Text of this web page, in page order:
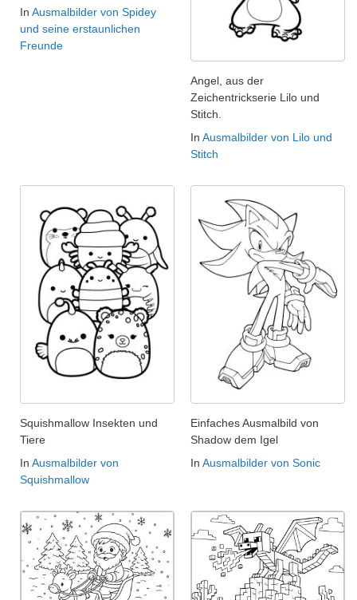
In Ausmalbilder von Spidey
und seine erstaunlichen
Freunde
Angel, aus der
Zeichentrickserie Lilo und
Stitch.
In Ausmalbilder von Lilo und
Stitch
Squishmallow Insekten und
Tiere
In Ausmalbilder von
Squishmallow
Einfaches Ausmalbild von
Shadow dem Igel
In Ausmalbilder von Sonic